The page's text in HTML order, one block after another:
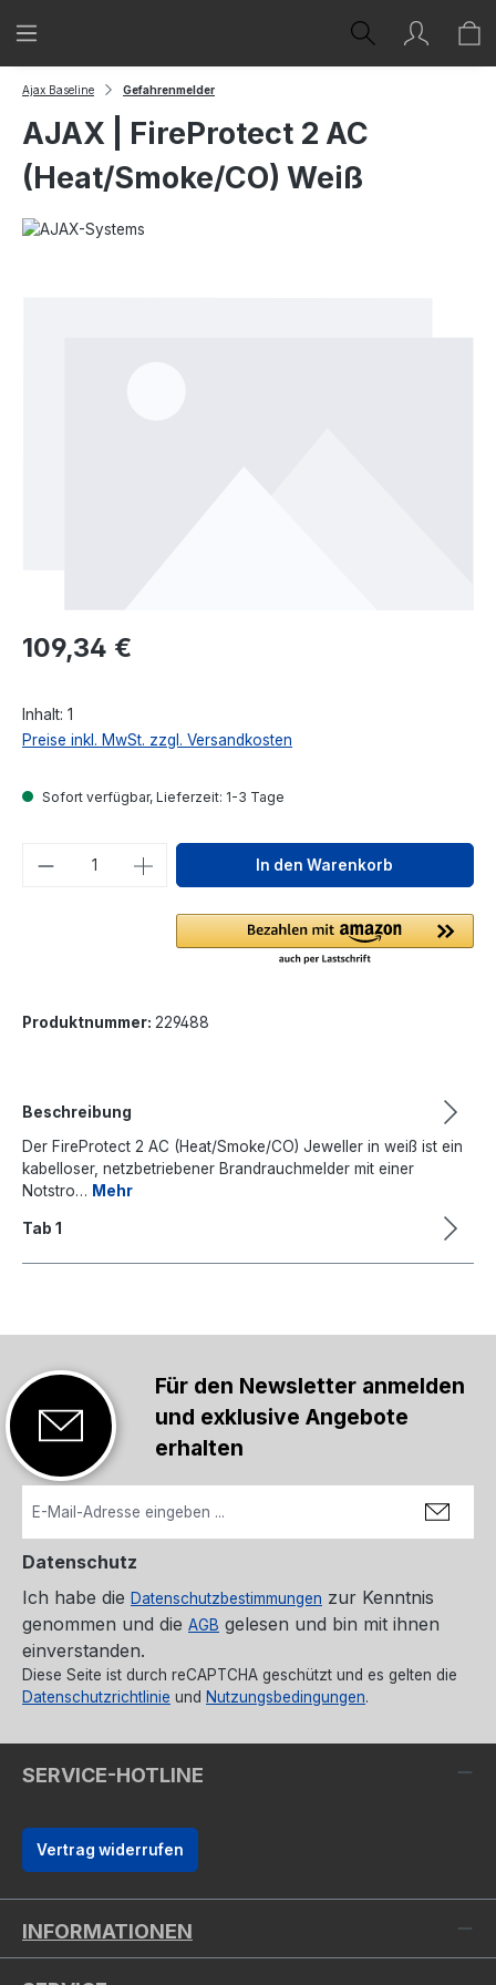
Zum Hauptinhalt springen
Ajax Baseline Gefahrenmelder
AJAX | FireProtect 2 AC
(Heat/Smoke/CO) Weiß
Regulärer Preis:
109,34 €
Inhalt: 1
Preise inkl. MwSt. zzgl. Versandkosten
Sofort verfügbar, Lieferzeit: 1-3 Tage
Produkt Anzahl: Gib denIn den Warenkorb
Produktnummer: 229488
Beschreibung
Der FireProtect 2 AC (Heat/Smoke/CO) Jeweller in weiß ist ein
kabelloser, netzbetriebener Brandrauchmelder mit einer
Notstro… Mehr
Tab 1
Für den Newsletter anmelden
und exklusive Angebote
erhalten
Datenschutz
Ich habe die Datenschutzbestimmungen zur Kenntnis
genommen und die AGB gelesen und bin mit ihnen
einverstanden.
Diese Seite ist durch reCAPTCHA geschützt und es gelten die
Datenschutzrichtlinie und Nutzungsbedingungen.
SERVICE-HOTLINE
Vertrag widerrufen
INFORMATIONEN